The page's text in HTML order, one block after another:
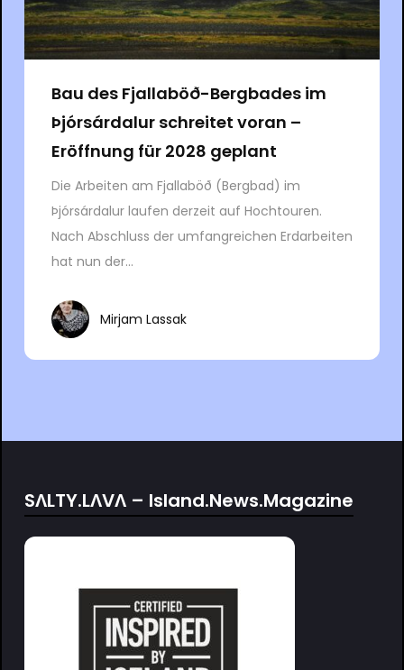
Bau des Fjallaböð-Bergbades im
Þjórsárdalur schreitet voran –
Eröffnung für 2028 geplant
Die Arbeiten am Fjallaböð (Bergbad) im
Þjórsárdalur laufen derzeit auf Hochtouren.
Nach Abschluss der umfangreichen Erdarbeiten
hat nun der...
Mirjam Lassak
SΛLTY.LΛVΛ – Island.News.Magazine